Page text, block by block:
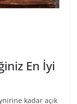
En İyi
kadar açık